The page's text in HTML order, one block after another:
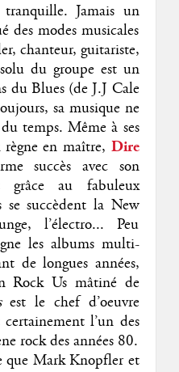
Jamais un
des modes musicales
chanteur, guitariste,
du groupe est un
du Blues (de J.J Cale
sa musique ne
temps. Même à ses
en maître, Dire
succès avec son
grâce au fabuleux
se succèdent la New
l’électro... Peu
les albums multi-
de longues années,
Rock Us mâtiné de
est le chef d’oeuvre
certainement l’un des
rock des années 80.
que Mark Knopfler et